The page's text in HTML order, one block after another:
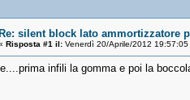
silent block lato ammortizzatore
Risposta #1 il: Venerdì 20/Aprile/2012 19:57:05
infili la gomma e poi la